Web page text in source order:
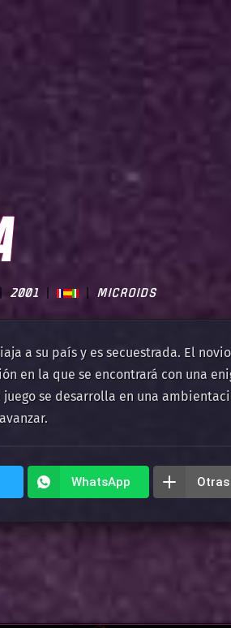
2001 MICROIDS
a su país y es secuestrada. El
en la que se encontrará con una
juego se desarrolla en una
WhatsApp